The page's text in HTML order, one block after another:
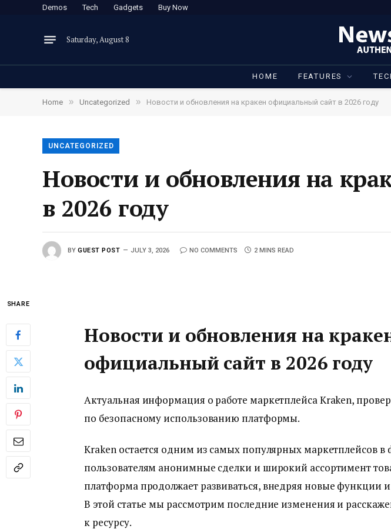
Demos Tech Gadgets Buy Now
Saturday, August 8
HOME FEATURES
Home » Uncategorized » Новости и обновления на кракен официальный сайт в 2026 году
UNCATEGORIZED
Новости и обновления на
в 2026 году
BY GUEST POST JULY 3, 2026 NO COMMENTS 2 MINS READ
SHARE
Новости и обновления на
официальный сайт в 2026 году
Актуальная информация о работе маркетплейса Kraken,
по безопасному использованию платформы.
Kraken остается одним из самых популярных маркетплейсов в
пользователям анонимные сделки и широкий ассортимент
платформа продолжает развиваться, внедряя новые функции и
В этой статье мы рассмотрим последние изменения и
к ресурсу.